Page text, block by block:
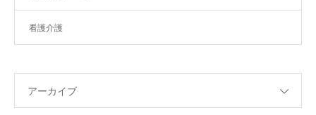
看護介護
アーカイブ